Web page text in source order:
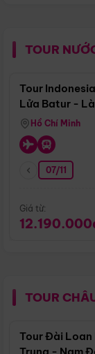
TOUR
Tour
Lửa Batur -
Hồ Chí Minh
07/11
Giá từ:
TOUR
Tour Đài